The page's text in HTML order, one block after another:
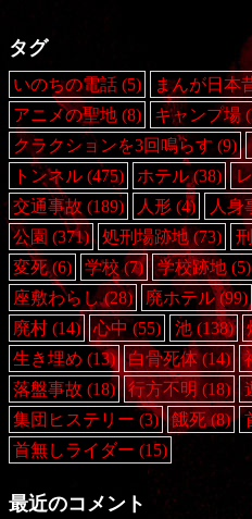
タグ
いのちの電話 (5) まんが日本
アニメの聖地 (8) キャンプ場
クラクションを3回鳴らす (9)
トンネル (475) ホテル(38)
交通事故 (189) 人形 (4) 人身
公園 (371) 処刑場跡地(73)
変死(6) 学校(7) 学校跡地(5)
座敷わらし(28) 廃ホテル(99)
廃村 (14) 心中(55) 池(138)
生き埋め (13) 白骨死体(14)
落盤事故 (18) 行方不明(18)
集団ヒステリー (3) 餓死(8)
首無しライダー (15)
最近のコメント